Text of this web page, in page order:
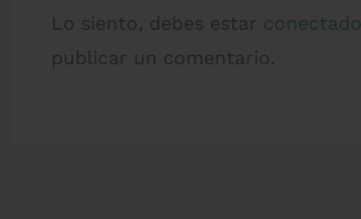
Lo siento, debes estar conectado
publicar un comentario.